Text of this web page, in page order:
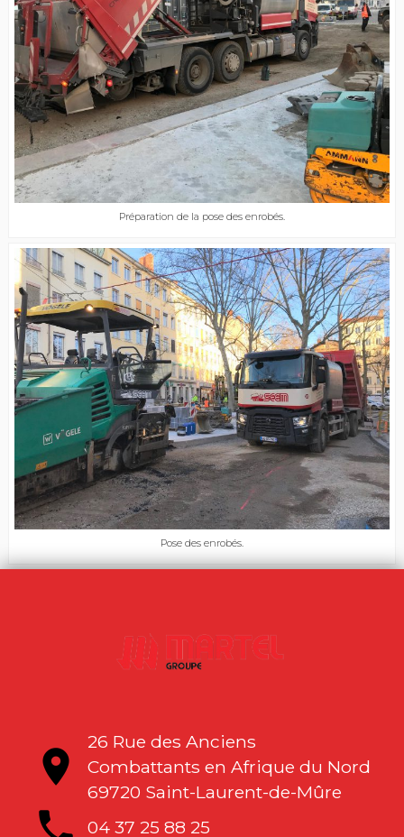
Préparation de la pose des enrobés.
Pose des enrobés.
location_on
26 Rue des Anciens
Combattants en Afrique du Nord
69720 Saint-Laurent-de-Mûre
local_phone 04 37 25 88 25